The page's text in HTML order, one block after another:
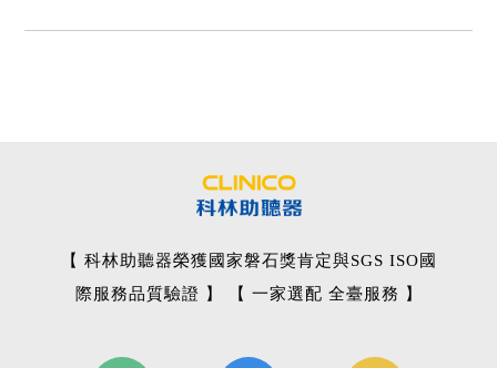
【 科林助聽器榮獲國家磐石獎肯定與SGS ISO國
際服務品質驗證 】 【 一家選配 全臺服務 】